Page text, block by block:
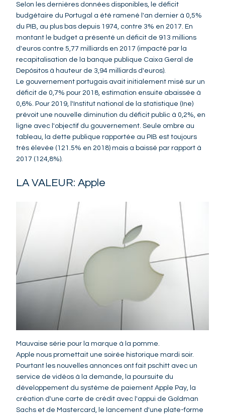
Selon les dernières données disponibles, le déficit
budgétaire du Portugal a été ramené l'an dernier à 0,5%
du PIB, au plus bas depuis 1974, contre 3% en 2017. En
montant le budget a présenté un déficit de 913 millions
d'euros contre 5,77 milliards en 2017 (impacté par la
recapitalisation de la banque publique Caixa Geral de
Depósitos à hauteur de 3,94 milliards d'euros).
Le gouvernement portugais avait initialement misé sur un
déficit de 0,7% pour 2018, estimation ensuite abaissée à
0,6%. Pour 2019, l'Institut national de la statistique (Ine)
prévoit une nouvelle diminution du déficit public à 0,2%, en
ligne avec l'objectif du gouvernement. Seule ombre au
tableau, la dette publique rapportée au PIB est toujours
très élevée (121.5% en 2018) mais a baissé par rapport à
2017 (124,8%).
LA VALEUR: Apple
Mauvaise série pour la marque à la pomme.
Apple nous promettait une soirée historique mardi soir.
Pourtant les nouvelles annonces ont fait pschitt avec un
service de vidéos à la demande, la poursuite du
développement du système de paiement Apple Pay, la
création d'une carte de crédit avec l'appui de Goldman
Sachs et de Mastercard, le lancement d'une plate-forme